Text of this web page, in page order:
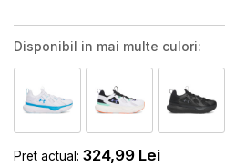
Disponibil in mai multe culori:
Pret actual: 324,99 Lei